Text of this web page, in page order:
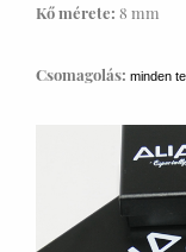
Kő mérete: 8 mm
Csomagolás: minden